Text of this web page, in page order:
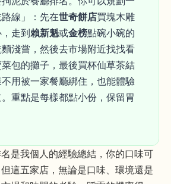
線」：先在世奇餅店買塊木雕
走到賴新魁或金榜點碗小碗的
淺嘗，然後去市場附近找找看
包的攤子，最後買杯仙草茶結
用被一家餐廳綁住，也能體驗
重點是每樣都點小份，保留胃
是我個人的經驗總結，你的口味可
這五家店，無論是口味、環境還是